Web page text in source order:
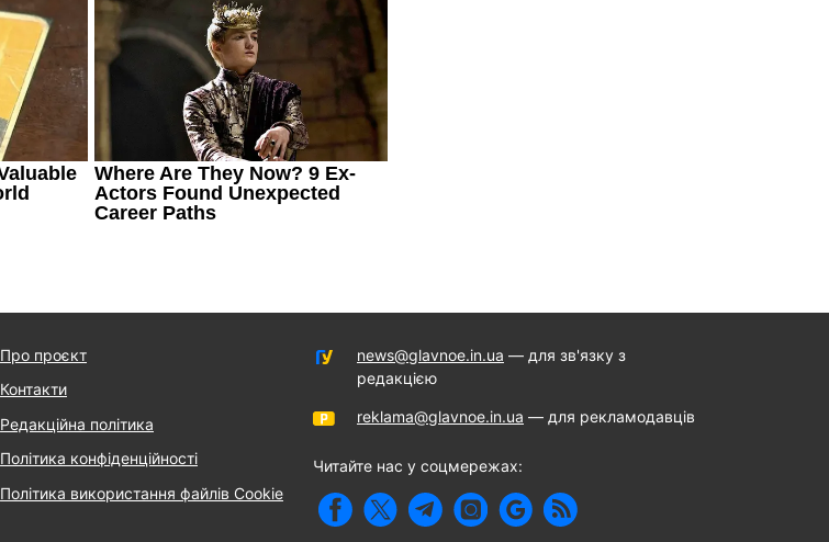
Про проєкт
Контакти
Редакційна політика
Політика конфіденційності
Політика використання файлів Cookie
news@glavnoe.in.ua — для зв'язку з
редакцією
reklama@glavnoe.in.ua — для рекламодавців
Читайте нас у соцмережах: